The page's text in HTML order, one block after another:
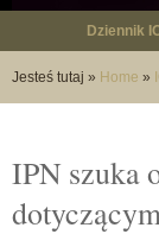
Dziennik
Jesteś tutaj » Home »
IPN szuka